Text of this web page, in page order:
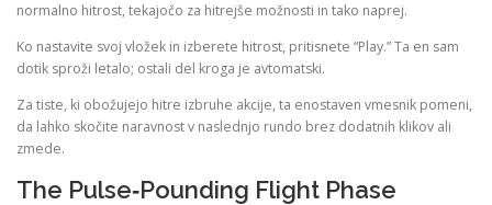
normalno hitrost, tekajočo za hitrejše možnosti in tako naprej.
Ko nastavite svoj vložek in izberete hitrost, pritisnete “Play.” Ta en sam
dotik sproži letalo; ostali del kroga je avtomatski.
Za tiste, ki obožujejo hitre izbruhe akcije, ta enostaven vmesnik pomeni,
da lahko skočite naravnost v naslednjo rundo brez dodatnih klikov ali
zmede.
The Pulse‑Pounding Flight Phase